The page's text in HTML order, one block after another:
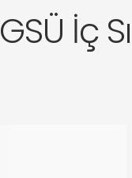
GSÜ İç